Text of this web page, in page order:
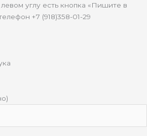
углу есть кнопка «Пишите в
+7 (918)358-01-29